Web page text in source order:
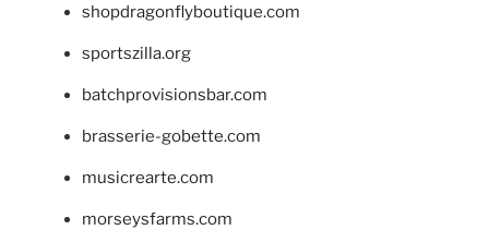
shopdragonflyboutique.com
sportszilla.org
batchprovisionsbar.com
brasserie-gobette.com
musicrearte.com
morseysfarms.com